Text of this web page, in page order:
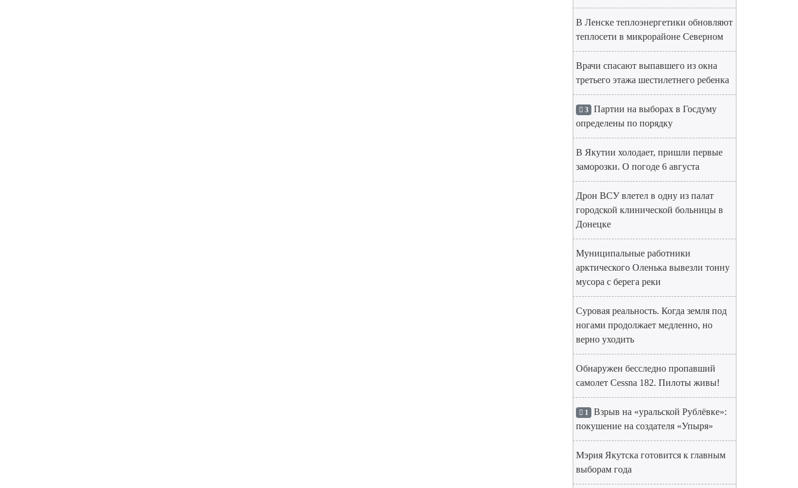
В Ленске теплоэнергетики обновляют
теплосети в микрорайоне Северном
Врачи спасают выпавшего из окна
третьего этажа шестилетнего ребенка
3 Партии на выборах в Госдуму
определены по порядку
В Якутии холодает, пришли первые
заморозки. О погоде 6 августа
Дрон ВСУ влетел в одну из палат
городской клинической больницы в
Донецке
Муниципальные работники
арктического Оленька вывезли тонну
мусора с берега реки
Суровая реальность. Когда земля под
ногами продолжает медленно, но
верно уходить
Обнаружен бесследно пропавший
самолет Cessna 182. Пилоты живы!
1 Взрыв на «уральской Рублёвке»:
покушение на создателя «Упыря»
Мэрия Якутска готовится к главным
выборам года